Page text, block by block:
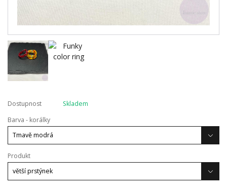
Dostupnost
Skladem
Barva - korálky
Produkt